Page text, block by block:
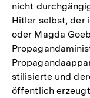
nicht
Hitler selbst, der
oder Magda
stilisierte und
öffentlich